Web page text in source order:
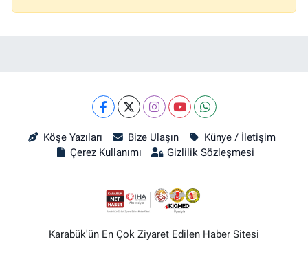
Köşe Yazıları Bize Ulaşın
Künye / İletişim
Çerez Kullanımı
Gizlilik Sözleşmesi
Karabük'ün En Çok Ziyaret Edilen Haber Sitesi